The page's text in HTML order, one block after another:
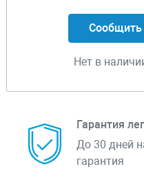
Сообщить
Нет в
Гарантия
До 30 дней
гарантия